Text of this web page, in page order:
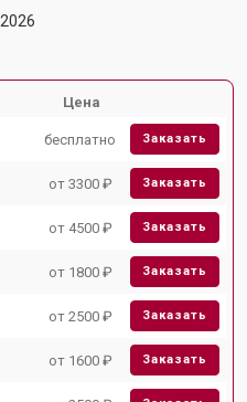
Цена
бесплатно Заказать
от 3300 ₽ Заказать
от 4500 ₽ Заказать
от 1800 ₽ Заказать
от 2500 ₽ Заказать
от 1600 ₽ Заказать